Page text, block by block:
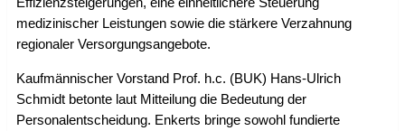
medizinischer Leistungen sowie die stärkere Verzahnung
regionaler Versorgungsangebote.
Kaufmännischer Vorstand Prof. h.c. (BUK) Hans-Ulrich
Schmidt betonte laut Mitteilung die Bedeutung der
Personalentscheidung. Enkerts bringe sowohl fundierte